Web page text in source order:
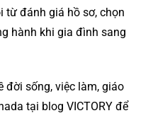
từ đánh giá hồ sơ, chọn
hành khi gia đình sang
đời sống, việc làm, giáo
tại blog VICTORY để